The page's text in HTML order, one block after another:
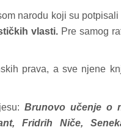
narodu koji su
vlasti.Pre samog
prava, a sve njene
Brunovo učenje o
Fridrih Niče,